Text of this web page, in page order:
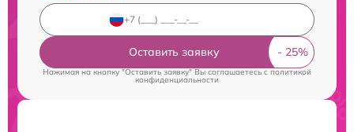
Оставить заявку
Нажимая на кнопку "Оставить заявку" Вы соглашаетесь cполитикой
конфиденциальности